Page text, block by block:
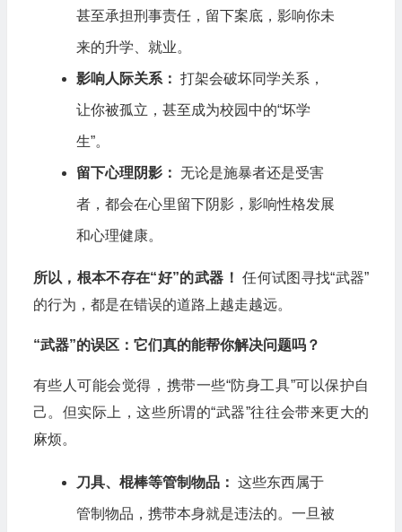
甚至承担刑事责任，留下案底，影响你未
来的升学、就业。
影响人际关系： 打架会破坏同学关系，
让你被孤立，甚至成为校园中的“坏学
生”。
留下心理阴影： 无论是施暴者还是受害
者，都会在心里留下阴影，影响性格发展
和心理健康。
所以，根本不存在“好”的武器！ 任何试图寻找“武器”
的行为，都是在错误的道路上越走越远。
“武器”的误区：它们真的能帮你解决问题吗？
有些人可能会觉得，携带一些“防身工具”可以保护自
己。但实际上，这些所谓的“武器”往往会带来更大的
麻烦。
刀具、棍棒等管制物品： 这些东西属于
管制物品，携带本身就是违法的。一旦被